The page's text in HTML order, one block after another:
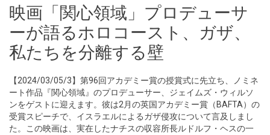
映画「関心領域」プロデューサ
ーが語るホロコースト、ガザ、
私たちを分離する壁
【2024/03/05/3】第96回アカデミー賞の授賞式に先立ち、ノミネ
ート作品『関心領域』のプロデューサー、ジェイムズ・ウィルソ
ンをゲストに迎えます。彼は2月の英国アカデミー賞（BAFTA）の
受賞スピーチで、イスラエルによるガザ侵攻について言及しまし
た。この映画は、実在したナチスの収容所長ルドルフ・ヘスの一